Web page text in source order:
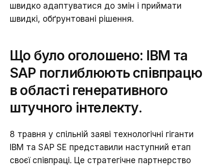
швидко адаптуватися до змін і приймати
швидкі, обґрунтовані рішення.
Що було оголошено: IBM та
SAP поглиблюють співпрацю
в області генеративного
штучного інтелекту.
8 травня у спільній заяві технологічні гіганти
IBM та SAP SE представили наступний етап
своєї співпраці. Це стратегічне партнерство